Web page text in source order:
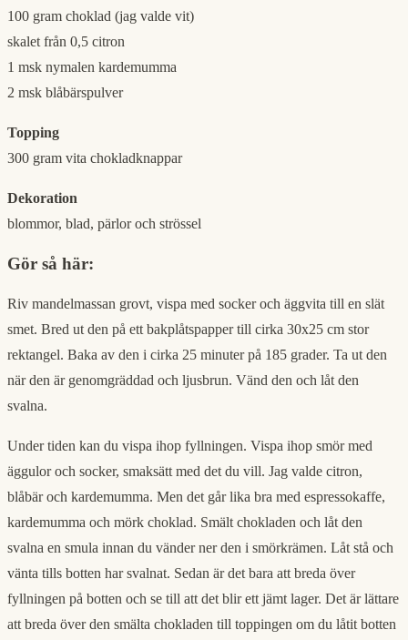
100 gram choklad (jag valde vit)
skalet från 0,5 citron
1 msk nymalen kardemumma
2 msk blåbärspulver
Topping
300 gram vita chokladknappar
Dekoration
blommor, blad, pärlor och strössel
Gör så här:
Riv mandelmassan grovt, vispa med socker och äggvita till en slät
smet. Bred ut den på ett bakplåtspapper till cirka 30x25 cm stor
rektangel. Baka av den i cirka 25 minuter på 185 grader. Ta ut den
när den är genomgräddad och ljusbrun. Vänd den och låt den
svalna.
Under tiden kan du vispa ihop fyllningen. Vispa ihop smör med
äggulor och socker, smaksätt med det du vill. Jag valde citron,
blåbär och kardemumma. Men det går lika bra med espressokaffe,
kardemumma och mörk choklad. Smält chokladen och låt den
svalna en smula innan du vänder ner den i smörkrämen. Låt stå och
vänta tills botten har svalnat. Sedan är det bara att breda över
fyllningen på botten och se till att det blir ett jämt lager. Det är lättare
att breda över den smälta chokladen till toppingen om du låtit botten